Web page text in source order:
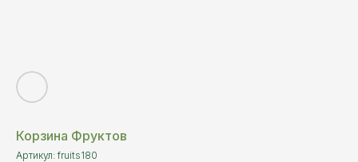
Корзина Фруктов
Артикул:fruits180